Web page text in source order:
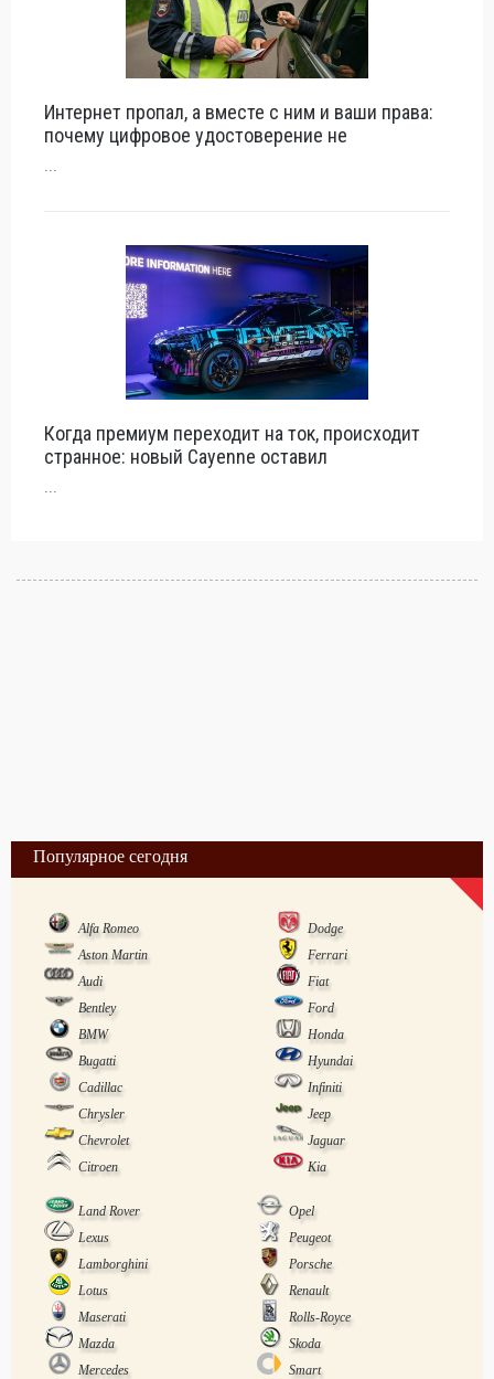
Интернет пропал, а вместе с ним и ваши права:
почему цифровое удостоверение не
...
Когда премиум переходит на ток, происходит
странное: новый Cayenne оставил
...
Популярное сегодня
Alfa Romeo
Dodge
Aston Martin
Ferrari
Audi
Fiat
Bentley
Ford
BMW
Honda
Bugatti
Hyundai
Cadillac
Infiniti
Chrysler
Jeep
Chevrolet
Jaguar
Citroen
Kia
Land Rover
Opel
Lexus
Peugeot
Lamborghini
Porsche
Lotus
Renault
Maserati
Rolls-Royce
Mazda
Skoda
Mercedes
Smart